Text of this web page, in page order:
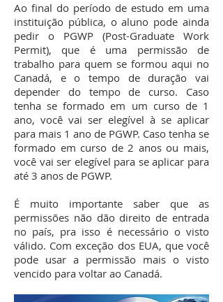
Ao final do período de estudo em uma
instituição pública, o aluno pode ainda
pedir o PGWP (Post-Graduate Work
Permit), que é uma permissão de
trabalho para quem se formou aqui no
Canadá, e o tempo de duração vai
depender do tempo de curso. Caso
tenha se formado em um curso de 1
ano, você vai ser elegível à se aplicar
para mais 1 ano de PGWP. Caso tenha se
formado em curso de 2 anos ou mais,
você vai ser elegível para se aplicar para
até 3 anos de PGWP.
É muito importante saber que as
permissões não dão direito de entrada
no país, pra isso é necessário o visto
válido. Com exceção dos EUA, que você
pode usar a permissão mais o visto
vencido para voltar ao Canadá.